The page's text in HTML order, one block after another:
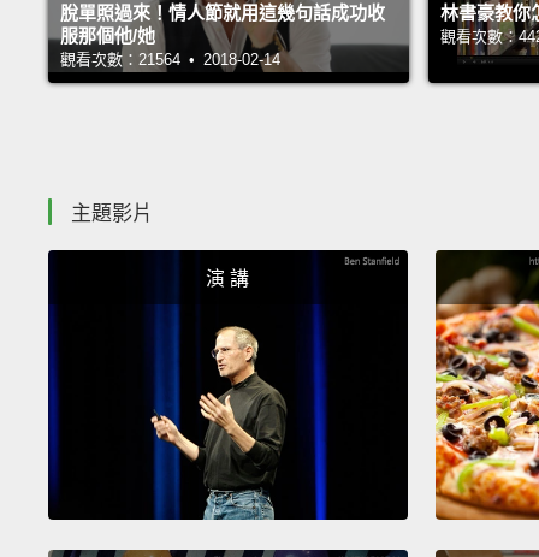
脫單照過來！情人節就用這幾句話成功收
服那個他/她
觀看次數：21564 • 2018-02-14
林書豪教你
觀看次數：
主題影片
演 講